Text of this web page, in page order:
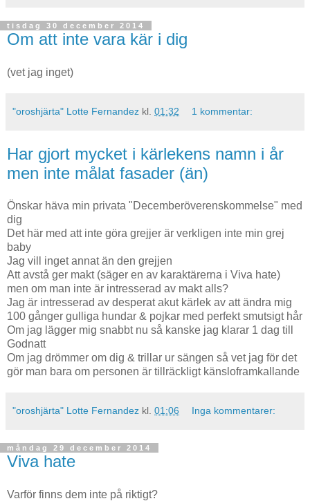
tisdag 30 december 2014
Om att inte vara kär i dig
(vet jag inget)
"oroshjärta" Lotte Fernandez kl. 01:32 1 kommentar:
Har gjort mycket i kärlekens namn i år
men inte målat fasader (än)
Önskar häva min privata "Decemberöverenskommelse" med
dig
Det här med att inte göra grejjer är verkligen inte min grej
baby
Jag vill inget annat än den grejjen
Att avstå ger makt (säger en av karaktärerna i Viva hate)
men om man inte är intresserad av makt alls?
Jag är intresserad av desperat akut kärlek av att ändra mig
100 gånger gulliga hundar & pojkar med perfekt smutsigt hår
Om jag lägger mig snabbt nu så kanske jag klarar 1 dag till
Godnatt
Om jag drömmer om dig & trillar ur sängen så vet jag för det
gör man bara om personen är tillräckligt känsloframkallande
"oroshjärta" Lotte Fernandez kl. 01:06 Inga kommentarer:
måndag 29 december 2014
Viva hate
Varför finns dem inte på riktigt?